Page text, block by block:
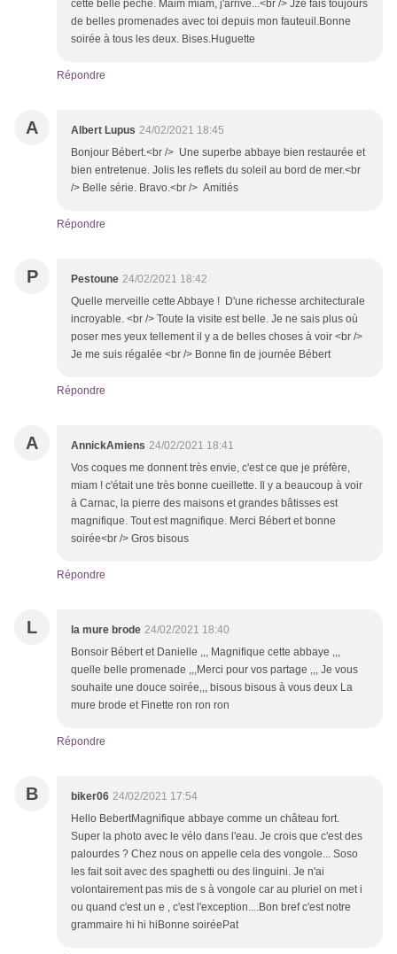
cette belle pêche. Maim miam, j'arrive...<br /> Jze fais toujours
de belles promenades avec toi depuis mon fauteuil.Bonne
soirée à tous les deux. Bises.Huguette
Répondre
A Albert Lupus 24/02/2021 18:45
Bonjour Bébert.<br /> Une superbe abbaye bien restaurée et
bien entretenue. Jolis les reflets du soleil au bord de mer.<br
/> Belle série. Bravo.<br /> Amitiés
Répondre
P Pestoune 24/02/2021 18:42
Quelle merveille cette Abbaye ! D'une richesse architecturale
incroyable. <br /> Toute la visite est belle. Je ne sais plus où
poser mes yeux tellement il y a de belles choses à voir <br />
Je me suis régalée <br /> Bonne fin de journée Bébert
Répondre
A AnnickAmiens 24/02/2021 18:41
Vos coques me donnent très envie, c'est ce que je préfère,
miam ! c'était une très bonne cueillette. Il y a beaucoup à voir
à Carnac, la pierre des maisons et grandes bâtisses est
magnifique. Tout est magnifique. Merci Bébert et bonne
soirée<br /> Gros bisous
Répondre
L la mure brode 24/02/2021 18:40
Bonsoir Bébert et Danielle ,,, Magnifique cette abbaye ,,,
quelle belle promenade ,,,Merci pour vos partage ,,, Je vous
souhaite une douce soirée,,, bisous bisous à vous deux La
mure brode et Finette ron ron ron
Répondre
B biker06 24/02/2021 17:54
Hello BebertMagnifique abbaye comme un château fort.
Super la photo avec le vélo dans l'eau. Je crois que c'est des
palourdes ? Chez nous on appelle cela des vongole... Soso
les fait soit avec des spaghetti ou des linguini. Je n'ai
volontairement pas mis de s à vongole car au pluriel on met i
ou quand c'est un e , c'est l'exception....Bon bref c'est notre
grammaire hi hi hiBonne soiréePat